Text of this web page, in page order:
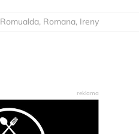
Romualda, Romana, Ireny